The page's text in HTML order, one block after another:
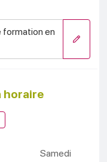
formation en
horaire
Samedi